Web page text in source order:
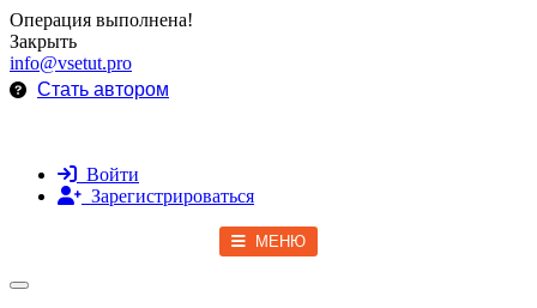
Операция выполнена!
Закрыть
info@vsetut.pro
Стать автором
Войти
Зарегистрироваться
МЕНЮ
Toggle navigation